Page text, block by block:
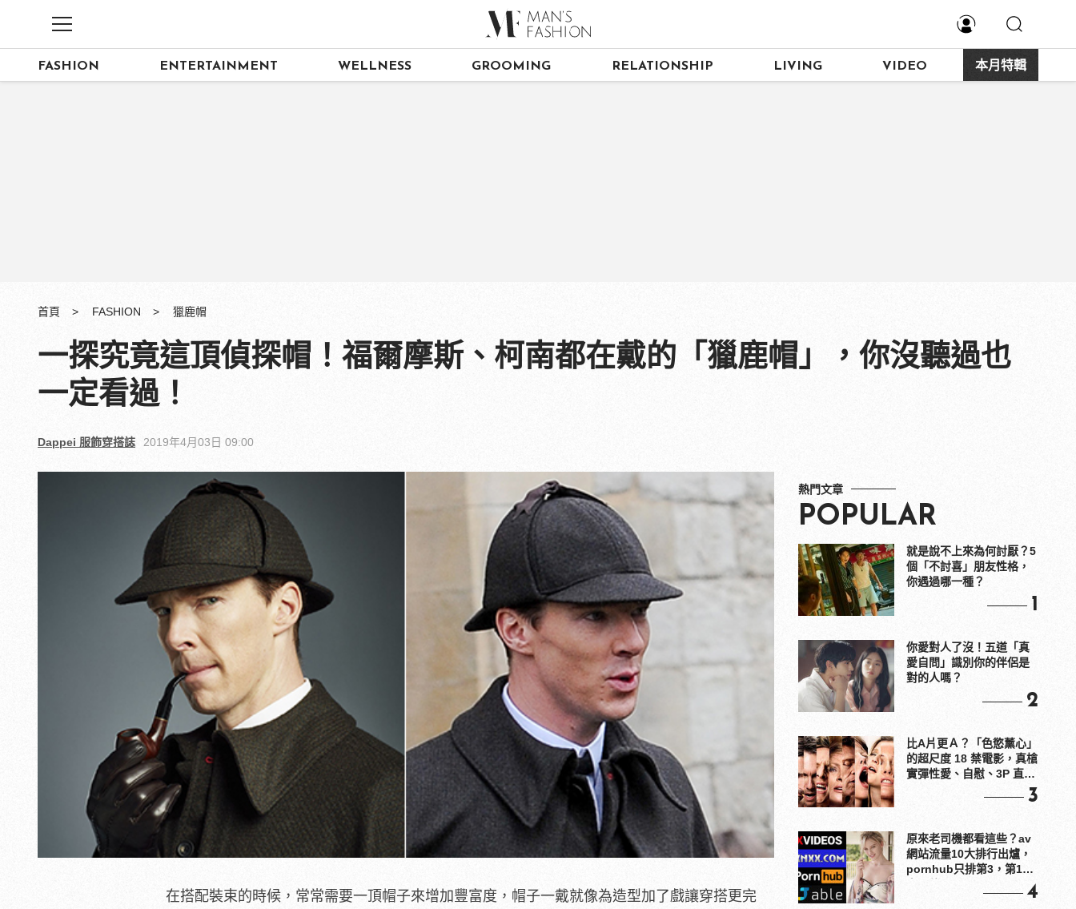
FASHION ENTERTAINMENT WELLNESS GROOMING RELATIONSHIP LIVING VIDEO 本月特輯
首頁 FASHION 獵鹿帽
一探究竟這頂偵探帽！福爾摩斯、柯南都在戴的「獵鹿帽」，你沒聽過也
一定看過！
Dappei 服飾穿搭誌 2019年4月03日 09:00
在搭配裝束的時候，常常需要一頂帽子來增加豐富度，帽子一戴就像為造型加了戲讓穿搭更完
熱門文章
POPULAR
就是說不上來為何討厭？5
個「不討喜」朋友性格，
你遇過哪一種？
1
你愛對人了沒！五道「真
愛自問」識別你的伴侶是
對的人嗎？
2
比A片更Ａ？「色慾薰心」
的超尺度 18 禁電影，真槍
實彈性愛、自慰、3P 直接
3
原來老司機都看這些？av
網站流量10大排行出爐，
pornhub只排第3，第1名
4